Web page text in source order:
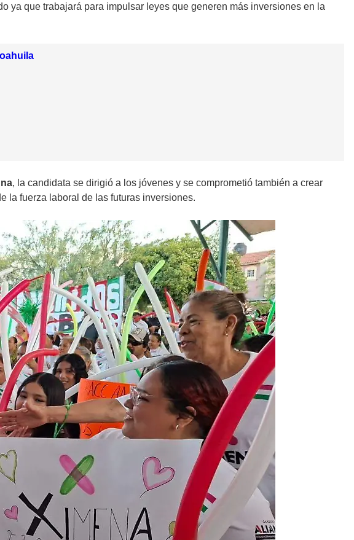
ya que trabajará para impulsar leyes que generen más inversiones en la
, la candidata se dirigió a los jóvenes y se comprometió también a crear
la fuerza laboral de las futuras inversiones.